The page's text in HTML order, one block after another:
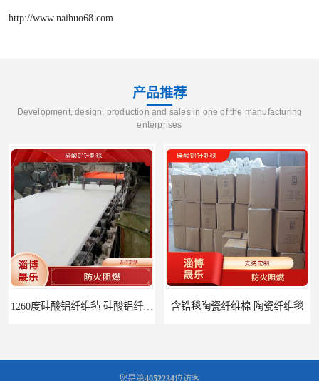
http://www.naihuo68.com
产品推荐
Development, design, production and sales in one of the manufacturing
enterprises
含锆毯陶瓷纤维棉 陶瓷纤维毯
您是第4052234位访客